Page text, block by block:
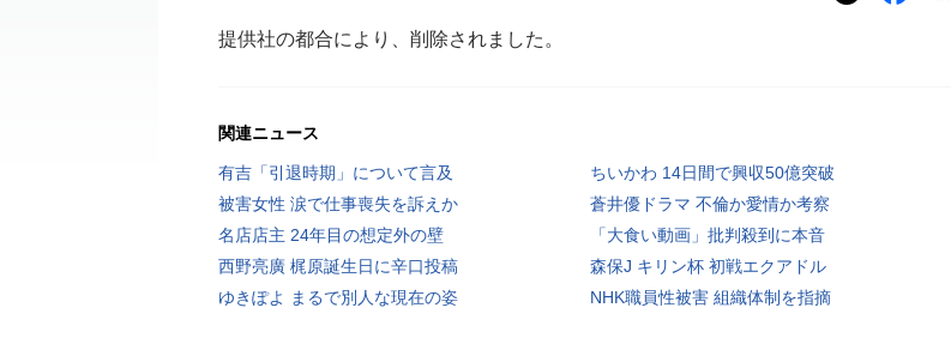
提供社の都合により、削除されました。
関連ニュース
有吉「引退時期」について言及
ちいかわ 14日間で興収50億突破
被害女性 涙で仕事喪失を訴えか
蒼井優ドラマ 不倫か愛情か考察
名店店主 24年目の想定外の壁
「大食い動画」批判殺到に本音
西野亮廣 梶原誕生日に辛口投稿
森保J キリン杯 初戦エクアドル
ゆきぽよ まるで別人な現在の姿
NHK職員性被害 組織体制を指摘